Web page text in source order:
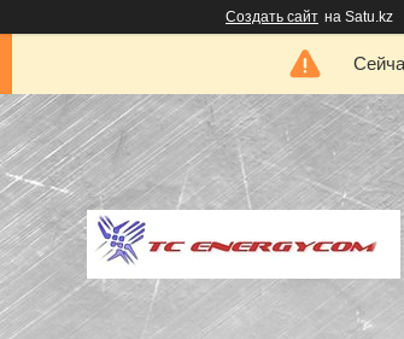
Создать сайт на Satu.kz